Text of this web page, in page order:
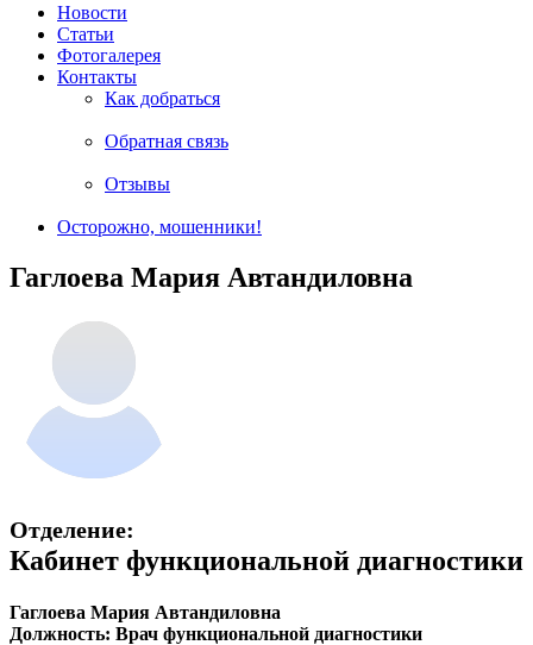
Новости
Статьи
Фотогалерея
Контакты
Как добраться
Обратная связь
Отзывы
Осторожно, мошенники!
Гаглоева Мария Автандиловна
Отделение:
Кабинет функциональной диагностики
Гаглоева Мария Автандиловна
Должность: Врач функциональной диагностики